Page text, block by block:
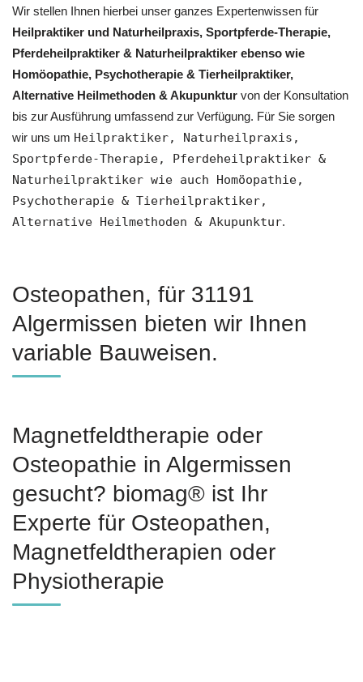
Wir stellen Ihnen hierbei unser ganzes Expertenwissen für
Heilpraktiker und Naturheilpraxis, Sportpferde-Therapie,
Pferdeheilpraktiker & Naturheilpraktiker ebenso wie
‎Homöopathie, ‎Psychotherapie & ‎Tierheilpraktiker,
Alternative Heilmethoden & Akupunktur von der Konsultation
bis zur Ausführung umfassend zur Verfügung. Für Sie sorgen
wir uns um Heilpraktiker, Naturheilpraxis,
Sportpferde-Therapie, Pferdeheilpraktiker &
Naturheilpraktiker wie auch ‎Homöopathie,
‎Psychotherapie & ‎Tierheilpraktiker,
Alternative Heilmethoden & Akupunktur.
Osteopathen, für 31191
Algermissen bieten wir Ihnen
variable Bauweisen.
Magnetfeldtherapie oder
Osteopathie in Algermissen
gesucht? biomag® ist Ihr
Experte für Osteopathen,
Magnetfeldtherapien oder
Physiotherapie